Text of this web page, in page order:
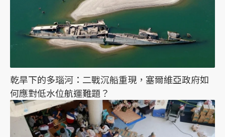
乾旱下的多瑙河：二戰沉船重現，塞爾維亞政府如
何應對低水位航運難題？